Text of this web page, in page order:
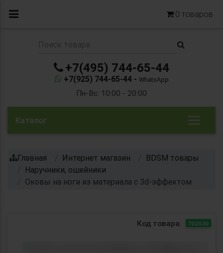
0 товаров
+7(495) 744-65-44
+7(925) 744-65-44 - WhatsApp
Пн-Вс: 10:00 - 20:00
Каталог
Главная Интернет магазин
BDSM товары
Наручники, ошейники
Оковы на ноги из материала с 3d-эффектом
Код товара: 702030